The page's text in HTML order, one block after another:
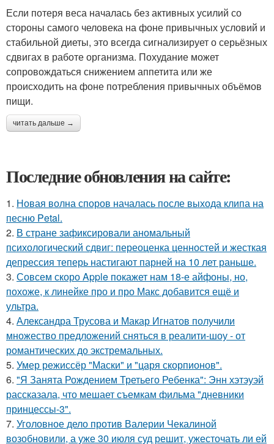
Если потеря веса началась без активных усилий со
стороны самого человека на фоне привычных условий и
стабильной диеты, это всегда сигнализирует о серьёзных
сдвигах в работе организма. Похудание может
сопровождаться снижением аппетита или же
происходить на фоне потребления привычных объёмов
пищи.
читать дальше →
Последние обновления на сайте:
1. Новая волна споров началась после выхода клипа на
песню Petal.
2. В стране зафиксировали аномальный
психологический сдвиг: переоценка ценностей и жесткая
депрессия теперь настигают парней на 10 лет раньше.
3. Совсем скоро Apple покажет нам 18-е айфоны, но,
похоже, к линейке про и про Макс добавится ещё и
ультра.
4. Александра Трусова и Макар Игнатов получили
множество предложений сняться в реалити-шоу - от
романтических до экстремальных.
5. Умер режиссёр "Маски" и "царя скорпионов".
6. "Я Занята Рождением Третьего Ребенка": Энн хэтэуэй
рассказала, что мешает съемкам фильма "дневники
принцессы-3".
7. Уголовное дело против Валерии Чекалиной
возобновили, а уже 30 июля суд решит, ужесточать ли ей